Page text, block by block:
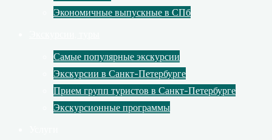
Экономичные выпускные в СПб
Самые популярные экскурсии
Экскурсии в Санкт-Петербурге
Прием групп туристов в Санкт-Петербурге
Экскурсионные программы